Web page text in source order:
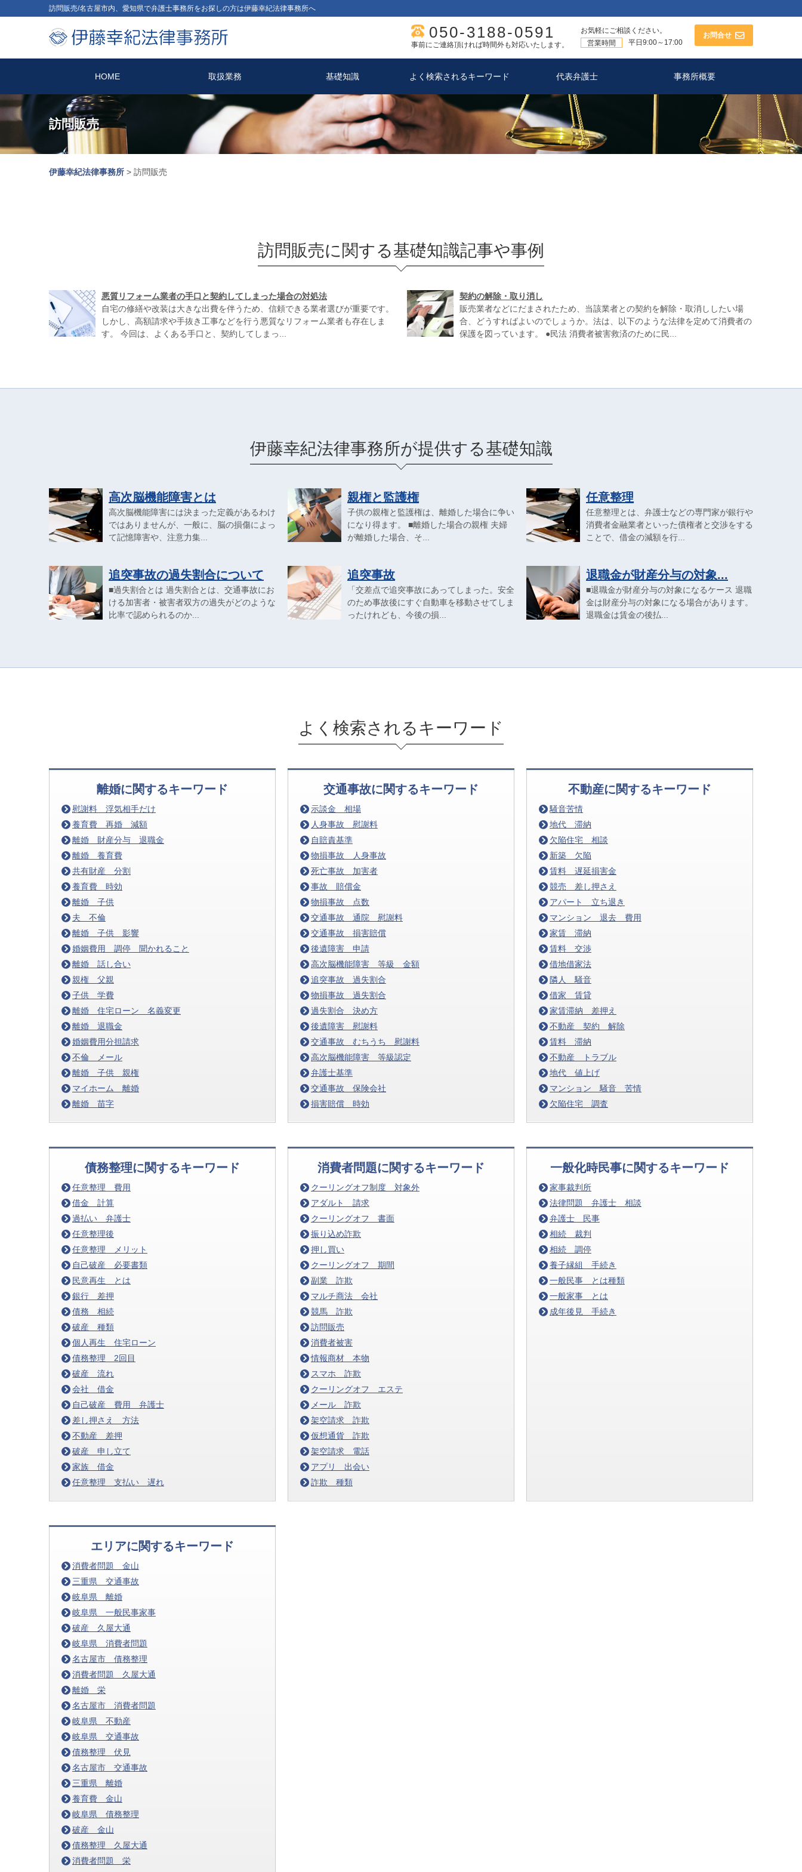
訪問販売/名古屋市内、愛知県で弁護士事務所をお探しの方は伊藤幸紀法律事務所へ
050-3188-0591
事前にご連絡頂ければ時間外も対応いたします。
お気軽にご相談ください。
営業時間
平日9:00～17:00
お問合せ
HOME 取扱業務 基礎知識 よく検索されるキーワード 代表弁護士 事務所概要
訪問販売
伊藤幸紀法律事務所 > 訪問販売
訪問販売に関する基礎知識記事や事例
悪質リフォーム業者の手口と契約してしまった場合の対処法
自宅の修繕や改装は大きな出費を伴うため、信頼できる業者選びが重要です。
しかし、高額請求や手抜き工事などを行う悪質なリフォーム業者も存在しま
す。 今回は、よくある手口と、契約してしまっ...
契約の解除・取り消し
販売業者などにだまされたため、当該業者との契約を解除・取消ししたい場
合、どうすればよいのでしょうか。法は、以下のような法律を定めて消費者の
保護を図っています。 ●民法 消費者被害救済のために民...
伊藤幸紀法律事務所が提供する基礎知識
高次脳機能障害とは
高次脳機能障害には決まった定義があるわけ
ではありませんが、一般に、脳の損傷によっ
て記憶障害や、注意力集...
親権と監護権
子供の親権と監護権は、離婚した場合に争い
になり得ます。 ■離婚した場合の親権 夫婦
が離婚した場合、そ...
任意整理
任意整理とは、弁護士などの専門家が銀行や
消費者金融業者といった債権者と交渉をする
ことで、借金の減額を行...
追突事故の過失割合について
■過失割合とは 過失割合とは、交通事故にお
ける加害者・被害者双方の過失がどのような
比率で認められるのか...
追突事故
「交差点で追突事故にあってしまった。安全
のため事故後にすぐ自動車を移動させてしま
ったけれども、今後の損...
退職金が財産分与の対象...
■退職金が財産分与の対象になるケース 退職
金は財産分与の対象になる場合があります。
退職金は賃金の後払...
よく検索されるキーワード
離婚に関するキーワード
慰謝料 浮気相手だけ
養育費 再婚 減額
離婚 財産分与 退職金
離婚 養育費
共有財産 分割
養育費 時効
離婚 子供
夫 不倫
離婚 子供 影響
婚姻費用 調停 聞かれること
離婚 話し合い
親権 父親
子供 学費
離婚 住宅ローン 名義変更
離婚 退職金
婚姻費用分担請求
不倫 メール
離婚 子供 親権
マイホーム 離婚
離婚 苗字
交通事故に関するキーワード
示談金 相場
人身事故 慰謝料
自賠責基準
物損事故 人身事故
死亡事故 加害者
事故 賠償金
物損事故 点数
交通事故 通院 慰謝料
交通事故 損害賠償
後遺障害 申請
高次脳機能障害 等級 金額
追突事故 過失割合
物損事故 過失割合
過失割合 決め方
後遺障害 慰謝料
交通事故 むちうち 慰謝料
高次脳機能障害 等級認定
弁護士基準
交通事故 保険会社
損害賠償 時効
不動産に関するキーワード
騒音苦情
地代 滞納
欠陥住宅 相談
新築 欠陥
賃料 遅延損害金
競売 差し押さえ
アパート 立ち退き
マンション 退去 費用
家賃 滞納
賃料 交渉
借地借家法
隣人 騒音
借家 賃貸
家賃滞納 差押え
不動産 契約 解除
賃料 滞納
不動産 トラブル
地代 値上げ
マンション 騒音 苦情
欠陥住宅 調査
債務整理に関するキーワード
任意整理 費用
借金 計算
過払い 弁護士
任意整理後
任意整理 メリット
自己破産 必要書類
民意再生 とは
銀行 差押
債務 相続
破産 種類
個人再生 住宅ローン
債務整理 2回目
破産 流れ
会社 借金
自己破産 費用 弁護士
差し押さえ 方法
不動産 差押
破産 申し立て
家族 借金
任意整理 支払い 遅れ
消費者問題に関するキーワード
クーリングオフ制度 対象外
アダルト 請求
クーリングオフ 書面
振り込め詐欺
押し買い
クーリングオフ 期間
副業 詐欺
マルチ商法 会社
競馬 詐欺
訪問販売
消費者被害
情報商材 本物
スマホ 詐欺
クーリングオフ エステ
メール 詐欺
架空請求 詐欺
仮想通貨 詐欺
架空請求 電話
アプリ 出会い
詐欺 種類
一般化時民事に関するキーワード
家事裁判所
法律問題 弁護士 相談
弁護士 民事
相続 裁判
相続 調停
養子縁組 手続き
一般民事 とは種類
一般家事 とは
成年後見 手続き
エリアに関するキーワード
消費者問題 金山
三重県 交通事故
岐阜県 離婚
岐阜県 一般民事家事
破産 久屋大通
岐阜県 消費者問題
名古屋市 債務整理
消費者問題 久屋大通
離婚 栄
名古屋市 消費者問題
岐阜県 不動産
岐阜県 交通事故
債務整理 伏見
名古屋市 交通事故
三重県 離婚
養育費 金山
岐阜県 債務整理
破産 金山
債務整理 久屋大通
消費者問題 栄